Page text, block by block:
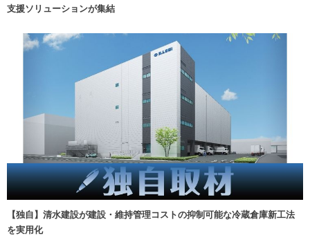
支援ソリューションが集結
【独自】清水建設が建設・維持管理コストの抑制可能な冷蔵倉庫新工法
を実用化